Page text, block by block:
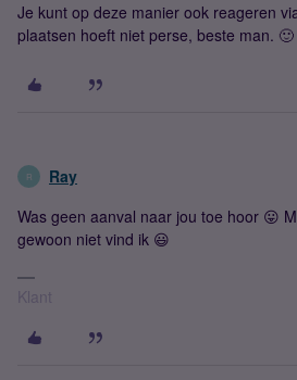
Je kunt op deze manier ook reageren
plaatsen hoeft niet perse, beste man. 🙂
R Ray
Was geen aanval naar jou toe hoor 😛
gewoon niet vind ik 😃
Klant